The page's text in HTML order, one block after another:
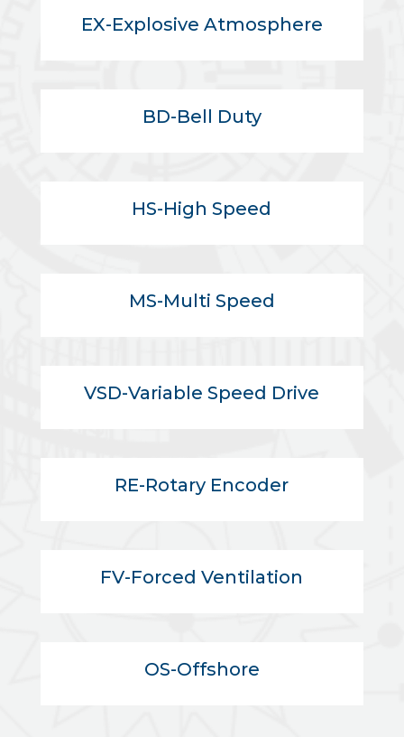
EX-Explosive Atmosphere
BD-Bell Duty
HS-High Speed
MS-Multi Speed
VSD-Variable Speed Drive
RE-Rotary Encoder
FV-Forced Ventilation
OS-Offshore